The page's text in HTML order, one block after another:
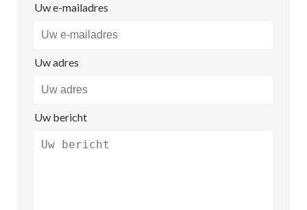
Uw e-mailadres
Uw adres
Uw bericht